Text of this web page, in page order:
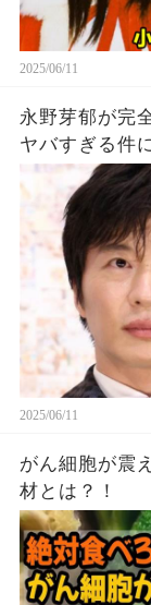
2025/06/11
永野芽郁が完
ヤバすぎる件
2025/06/11
がん細胞が震
材とは？！